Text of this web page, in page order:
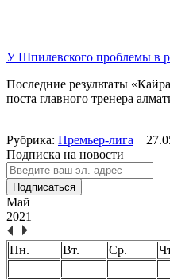
У Шпилевского проблемы в
Последние результаты
поста главного тренера
Рубрика: Премьер-лига
Подписка на новости
Подписаться
Май
2021
Пн. Вт. Ср.